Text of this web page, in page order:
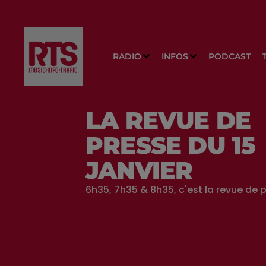
RADIO INFOS PODCAST
LA REVUE DE
PRESSE DU 15
JANVIER
6h35, 7h35 & 8h35, c'est la revue de